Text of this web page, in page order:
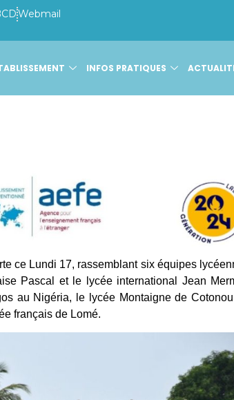
Webmail
INFOS PRATIQUES
ce Lundi 17, rassemblant six équipes
Pascal et le lycée international Jean
au Nigéria, le lycée Montaigne de
français de Lomé.